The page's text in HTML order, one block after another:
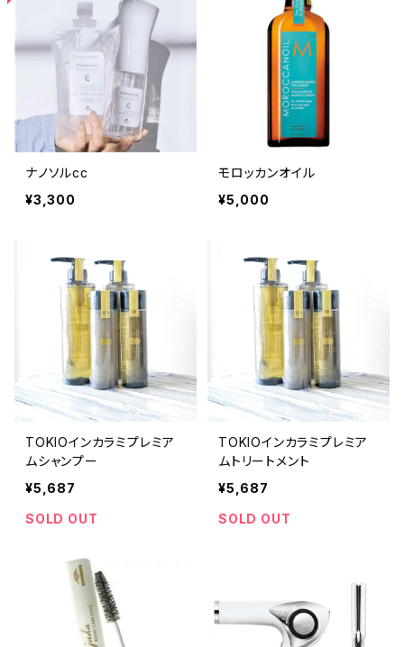
ナノソルcc
¥3,300
モロッカンオイル
¥5,000
TOKIOインカラミプレミア
ムシャンプー
¥5,687
SOLD OUT
TOKIOインカラミプレミア
ムトリートメント
¥5,687
SOLD OUT